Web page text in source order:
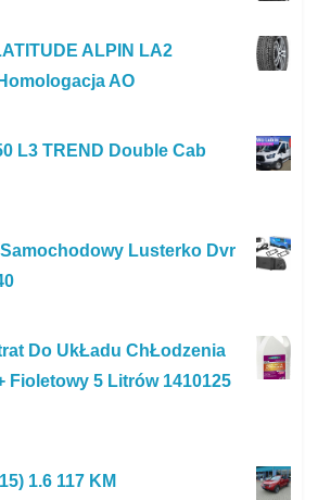
ALPIN LA2
AO
L3 TREND Double Cab
Lusterko Dvr
Do UkŁadu ChŁodzenia
Fioletowy 5 Litrów 1410125
1.6 117 KM